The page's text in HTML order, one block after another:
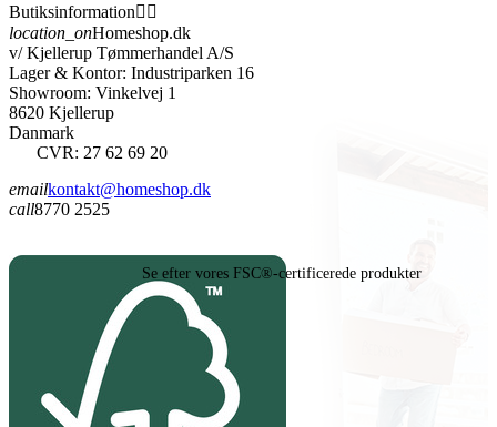
Butiksinformation 
location_onHomeshop.dk
v/ Kjellerup Tømmerhandel A/S
Lager & Kontor: Industriparken 16
Showroom: Vinkelvej 1
8620 Kjellerup
Danmark
CVR: 27 62 69 20
emailkontakt@homeshop.dk
call8770 2525
Se efter vores FSC®-certificerede produkter